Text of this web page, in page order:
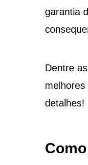
garantia
Dentre
detalhes!